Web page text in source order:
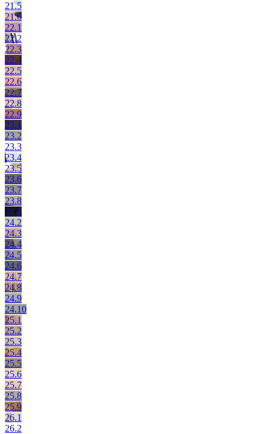
21.5
21.6
22.1
22.2
22.3
22.4
22.5
22.6
22.7
22.8
22.9
23.1
23.2
23.3
23.4
23.5
23.6
23.7
23.8
24.1
24.2
24.3
24.4
24.5
24.6
24.7
24.8
24.9
24.10
25.1
25.2
25.3
25.4
25.5
25.6
25.7
25.8
25.9
26.1
26.2